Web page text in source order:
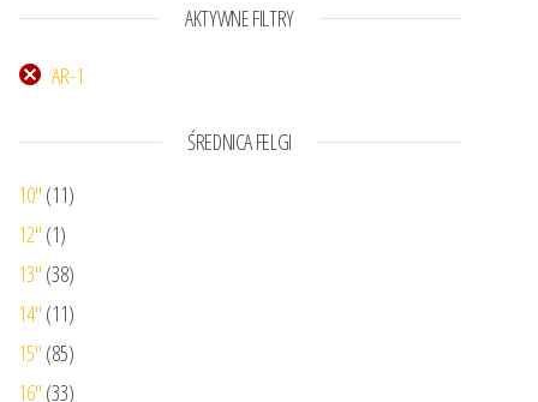
AKTYWNE FILTRY
AR-1
ŚREDNICA FELGI
10" (11)
12" (1)
13" (38)
14" (11)
15" (85)
16" (33)